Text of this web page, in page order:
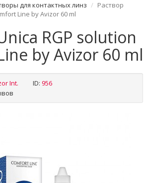
для контактных линз
Раствор
Line by Avizor 60 ml
RGP solution
by Avizor 60 ml
Int. ID: 956